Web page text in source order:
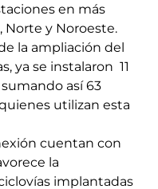
en más
Norte y Noroeste.
la ampliación del
ya se instalaron 11
así 63
utilizan esta
cuentan con
la
implantadas